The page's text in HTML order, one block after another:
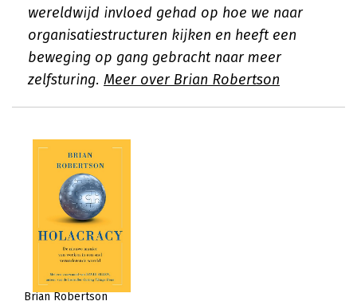
wereldwijd invloed gehad op hoe we naar
organisatiestructuren kijken en heeft een
beweging op gang gebracht naar meer
zelfsturing. Meer over Brian Robertson
Brian Robertson